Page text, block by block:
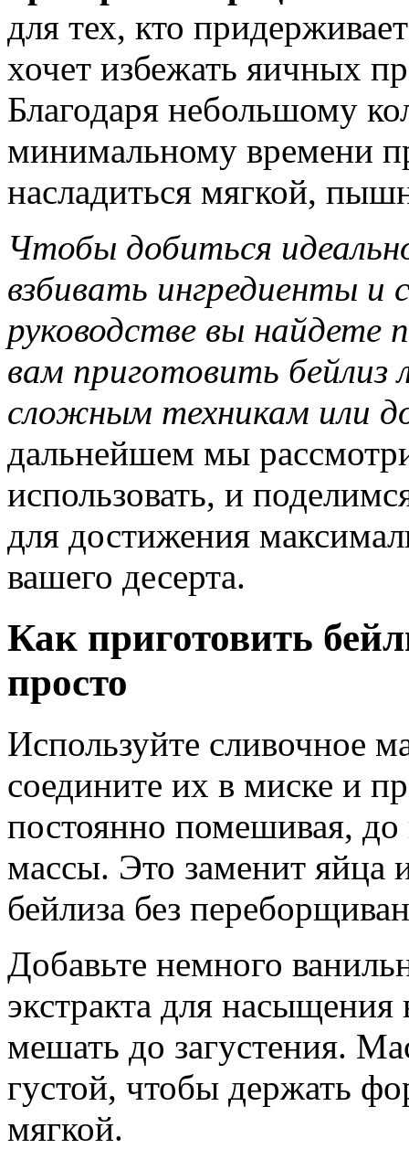
для тех, кто
хочет избежать яичных
Благодаря небольшому
минимальному времени
насладиться мягкой,
Чтобы добиться
взбивать ингредиенты
руководстве вы найдете
вам приготовить бейлиз
сложным техникам или
дальнейшем мы
использовать, и
для достижения
вашего десерта.
Как приготовить
просто
Используйте сливочное
соедините их в миске и
постоянно помешивая,
массы. Это заменит яйца
бейлиза без
Добавьте немного
экстракта для насыщения
мешать до загустения.
густой, чтобы держать
мягкой.